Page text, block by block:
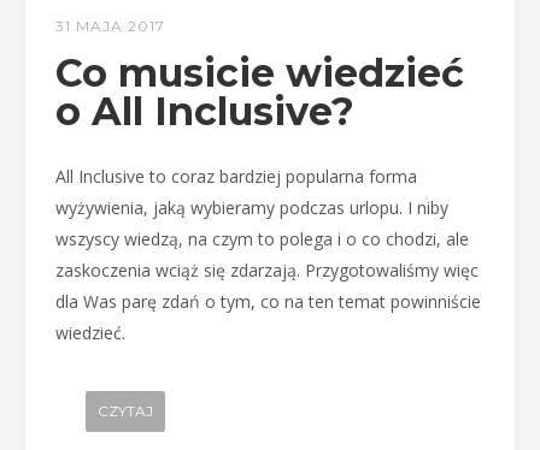
31 MAJA 2017
Co musicie wiedzieć
o All Inclusive?
All Inclusive to coraz bardziej popularna forma
wyżywienia, jaką wybieramy podczas urlopu. I niby
wszyscy wiedzą, na czym to polega i o co chodzi, ale
zaskoczenia wciąż się zdarzają. Przygotowaliśmy więc
dla Was parę zdań o tym, co na ten temat powinniście
wiedzieć.
CZYTAJ